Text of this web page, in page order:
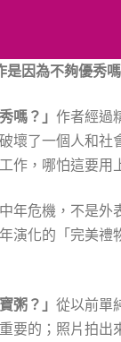
因為不夠優秀嗎
嗎？」 作者經過
壞了一個人和
作，哪怕這要用
年危機，不是
演化的「完美
粥？」 從以前單
要的；照片拍